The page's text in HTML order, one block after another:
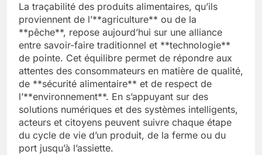
La traçabilité des produits alimentaires, qu’ils
proviennent de l’**agriculture** ou de la
**pêche**, repose aujourd’hui sur une alliance
entre savoir-faire traditionnel et **technologie**
de pointe. Cet équilibre permet de répondre aux
attentes des consommateurs en matière de qualité,
de **sécurité alimentaire** et de respect de
l’**environnement**. En s’appuyant sur des
solutions numériques et des systèmes intelligents,
acteurs et citoyens peuvent suivre chaque étape
du cycle de vie d’un produit, de la ferme ou du
port jusqu’à l’assiette.